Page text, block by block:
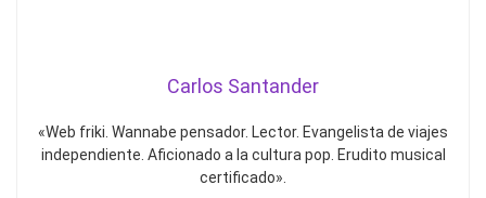
Carlos Santander
«Web friki. Wannabe pensador. Lector. Evangelista de viajes
independiente. Aficionado a la cultura pop. Erudito musical
certificado».